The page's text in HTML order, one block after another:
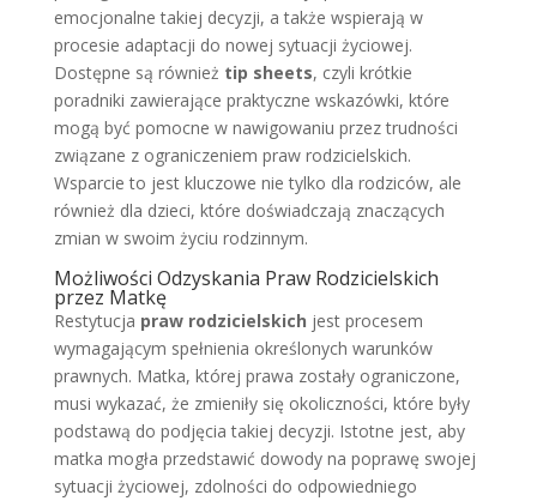
emocjonalne takiej decyzji, a także wspierają w
procesie adaptacji do nowej sytuacji życiowej.
Dostępne są również tip sheets, czyli krótkie
poradniki zawierające praktyczne wskazówki, które
mogą być pomocne w nawigowaniu przez trudności
związane z ograniczeniem praw rodzicielskich.
Wsparcie to jest kluczowe nie tylko dla rodziców, ale
również dla dzieci, które doświadczają znaczących
zmian w swoim życiu rodzinnym.
Możliwości Odzyskania Praw Rodzicielskich
przez Matkę
Restytucja praw rodzicielskich jest procesem
wymagającym spełnienia określonych warunków
prawnych. Matka, której prawa zostały ograniczone,
musi wykazać, że zmieniły się okoliczności, które były
podstawą do podjęcia takiej decyzji. Istotne jest, aby
matka mogła przedstawić dowody na poprawę swojej
sytuacji życiowej, zdolności do odpowiedniego